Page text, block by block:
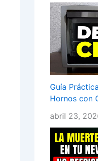
Guía
Hornos con
abril 23,